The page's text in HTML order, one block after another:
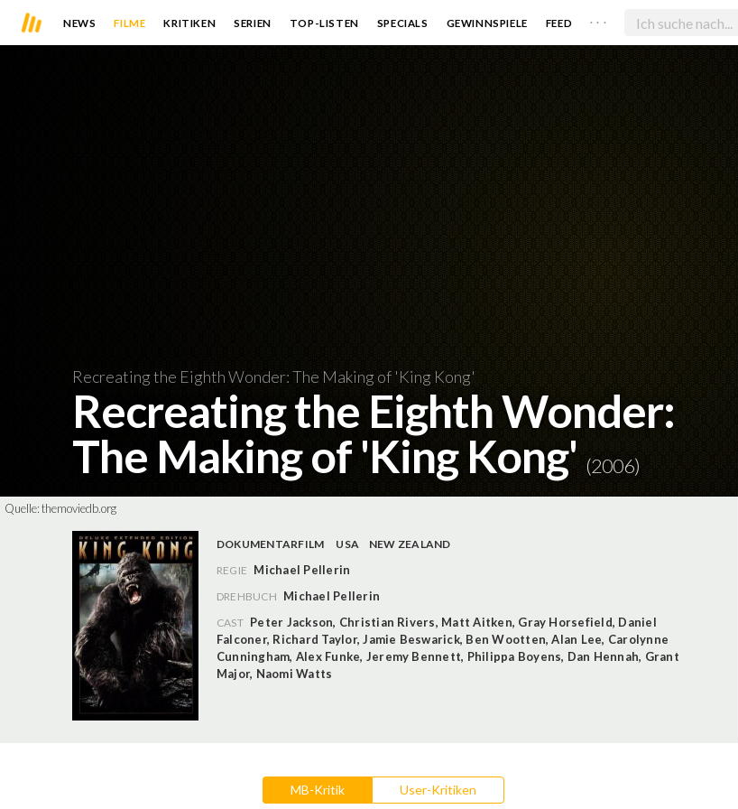
NEWS FILME KRITIKEN SERIEN TOP-LISTEN SPECIALS GEWINNSPIELE FEED . . .
Recreating the Eighth Wonder: The Making of 'King Kong'
Recreating the Eighth Wonder:
The Making of 'King Kong' (2006)
Quelle:themoviedb.org
DOKUMENTARFILM USA
NEW ZEALAND
REGIE Michael Pellerin
DREHBUCH Michael Pellerin
CAST Peter Jackson, Christian Rivers, Matt Aitken, Gray Horsefield, Daniel
Falconer, Richard Taylor,Jamie Beswarick, Ben Wootten,Alan Lee, Carolynne
Cunningham, Alex Funke, Jeremy Bennett, Philippa Boyens, Dan Hennah, Grant
Major, Naomi Watts
MB-Kritik User-Kritiken